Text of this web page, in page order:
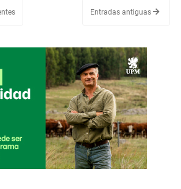
Entradas antiguas